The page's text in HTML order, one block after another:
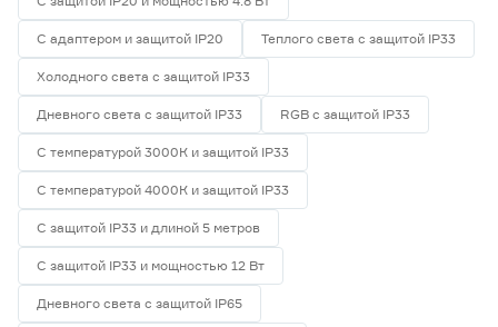
С адаптером и защитой IP20 Теплого света с защитой IP33
Холодного света с защитой IP33
Дневного света с защитой IP33 RGB с защитой IP33
С температурой 3000К и защитой IP33
С температурой 4000К и защитой IP33
С защитой IP33 и длиной 5 метров
С защитой IP33 и мощностью 12 Вт
Дневного света с защитой IP65